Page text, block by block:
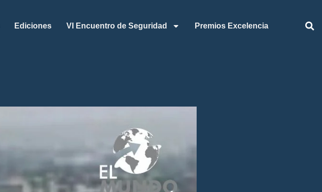
Ediciones VI Encuentro de Seguridad Premios Excelencia